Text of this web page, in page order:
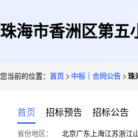
珠海市香洲区第五
您当前的位置： 首页 中标｜合同公告 珠
首页 招标预告 招标公告
省份地区： 北京广东 上海江苏浙江